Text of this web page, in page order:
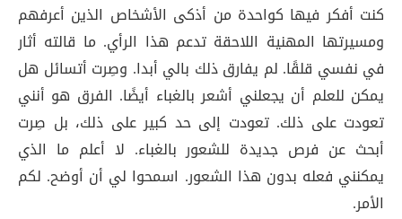
كنت أفكر فيها كواحدة من أذكى الأشخاص الذين أعرفهم
ومسيرتها المهنية اللاحقة تدعم هذا الرأي. ما قالته أثار
في نفسي قلقًا. لم يفارق ذلك بالي أبدا. وصِرت أتسائل هل
يمكن للعلم أن يجعلني أشعر بالغباء أيضًا. الفرق هو أنني
تعودت على ذلك. تعودت إلى حد كبير على ذلك، بل صِرت
أبحث عن فرص جديدة للشعور بالغباء. لا أعلم ما الذي
يمكنني فعله بدون هذا الشعور. اسمحوا لي أن أوضح. لكم
الأمر.